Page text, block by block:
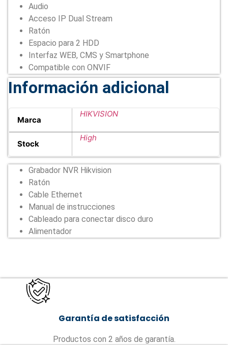
Audio
Acceso IP Dual Stream
Ratón
Espacio para 2 HDD
Interfaz WEB, CMS y Smartphone
Compatible con ONVIF
Información adicional
Marca
HIKVISION
Stock
High
Grabador NVR Hikvision
Ratón
Cable Ethernet
Manual de instrucciones
Cableado para conectar disco duro
Alimentador
Garantía de satisfacción
Productos con 2 años de garantía.